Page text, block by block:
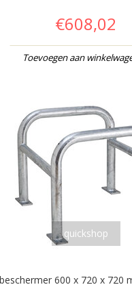
€608,02
Toevoegen aan
quickshop
600 x 720 x 720